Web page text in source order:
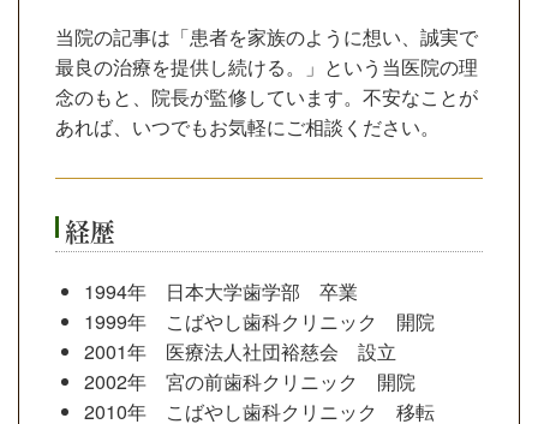
当院の記事は「患者を家族のように想い、誠実で
最良の治療を提供し続ける。」という当医院の理
念のもと、院長が監修しています。不安なことが
あれば、いつでもお気軽にご相談ください。
経歴
1994年 日本大学歯学部 卒業
1999年 こばやし歯科クリニック 開院
2001年 医療法人社団裕慈会 設立
2002年 宮の前歯科クリニック 開院
2010年 こばやし歯科クリニック 移転